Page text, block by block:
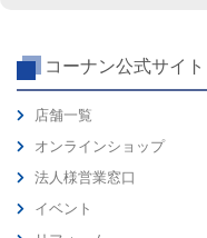
コーナン公式サイト
店舗一覧
オンラインショップ
法人様営業窓口
イベント